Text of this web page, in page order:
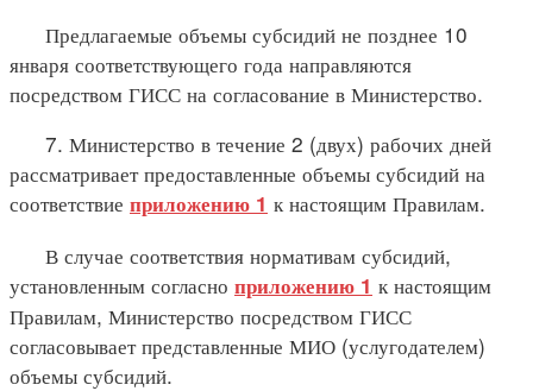
Предлагаемые объемы субсидий не позднее 10
января соответствующего года направляются
посредством ГИСС на согласование в Министерство.
7. Министерство в течение 2 (двух) рабочих дней
рассматривает предоставленные объемы субсидий на
соответствие приложению 1 к настоящим Правилам.
В случае соответствия нормативам субсидий,
установленным согласно приложению 1 к настоящим
Правилам, Министерство посредством ГИСС
согласовывает представленные МИО (услугодателем)
объемы субсидий.